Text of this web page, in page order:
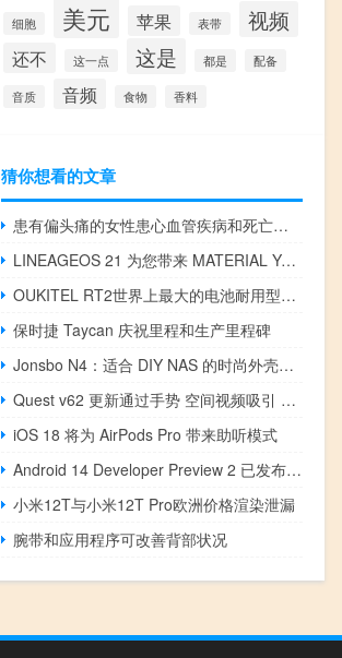
细胞 美元 苹果 表带 视频
还不 这一点 这是 都是 配备
音质 音频 食物 香料
猜你想看的文章
患有偏头痛的女性患心血管疾病和死亡的风险更高
LINEAGEOS 21 为您带来 MATERIAL YOU 和 ANDROID 14 功能
OUKITEL RT2世界上最大的电池耐用型平板电脑将于9月推出
保时捷 Taycan 庆祝里程和生产里程碑
Jonsbo N4：适合 DIY NAS 的时尚外壳和专用 GPU 支持
Quest v62 更新通过手势 空间视频吸引 Vision Pro 的潜在买家
iOS 18 将为 AirPods Pro 带来助听模式
Android 14 Developer Preview 2 已发布 具有选定的照片访问权限和其他更改
小米12T与小米12T Pro欧洲价格渲染泄漏
腕带和应用程序可改善背部状况